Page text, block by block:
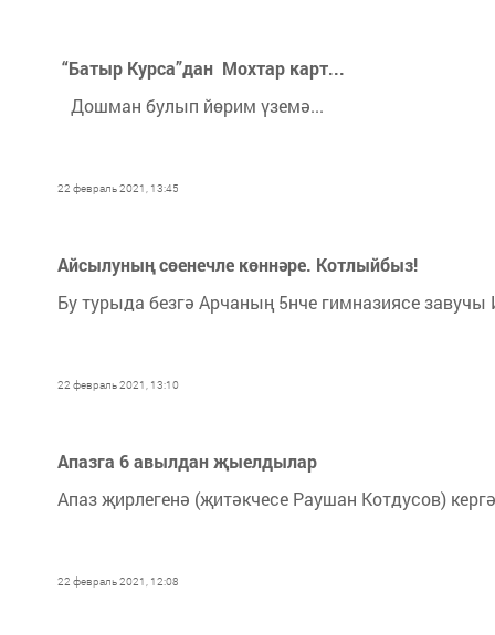
“Батыр Курса”дан Мохтар карт...
Дошман булып йөрим үземә...
22 февраль 2021, 13:45
Айсылуның сөенечле көннәре. Котлыйбыз!
Бу турыда безгә Арчаның 5нче гимназиясе завучы
22 февраль 2021, 13:10
Апазга 6 авылдан җыелдылар
Апаз җирлегенә (җитәкчесе Раушан Котдусов)
22 февраль 2021, 12:08